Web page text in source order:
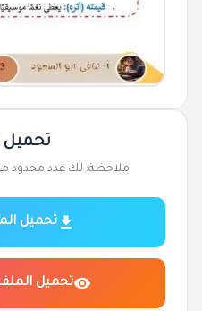
تحميل
ملاحظة: لك عدد محدود من
تحميل
تحميل